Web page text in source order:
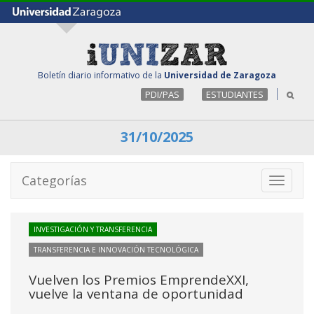
Boletín diario informativo de la Universidad de Zaragoza
PDI/PAS ESTUDIANTES
31/10/2025
Toggle
Categorías
INVESTIGACIÓN Y TRANSFERENCIA
TRANSFERENCIA E INNOVACIÓN TECNOLÓGICA
Vuelven los Premios EmprendeXXI,
vuelve la ventana de oportunidad